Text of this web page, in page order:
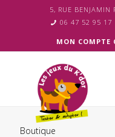
5, RUE BENJAMIN
06 47 52 95 17
MON COMPTE
Boutique